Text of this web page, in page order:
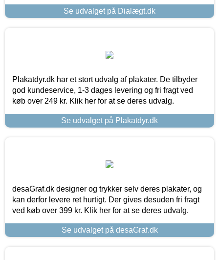
Se udvalget på Dialægt.dk
Plakatdyr.dk har et stort udvalg af plakater. De tilbyder
god kundeservice, 1-3 dages levering og fri fragt ved
køb over 249 kr. Klik her for at se deres udvalg.
Se udvalget på Plakatdyr.dk
desaGraf.dk designer og trykker selv deres plakater, og
kan derfor levere ret hurtigt. Der gives desuden fri fragt
ved køb over 399 kr. Klik her for at se deres udvalg.
Se udvalget på desaGraf.dk